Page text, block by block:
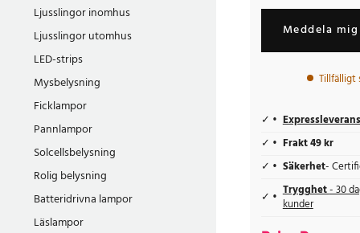
Ljusslingor inomhus
Ljusslingor utomhus
LED-strips
Mysbelysning
Ficklampor
Pannlampor
Solcellsbelysning
Rolig belysning
Batteridrivna lampor
Läslampor
Meddela
Tillfälligt
Expressleverans
Frakt 49 kr
Säkerhet-
Trygghet- 30
kunder